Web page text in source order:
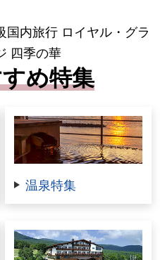
国内旅行 ロイヤル・グラ
四季の華
め特集
温泉特集